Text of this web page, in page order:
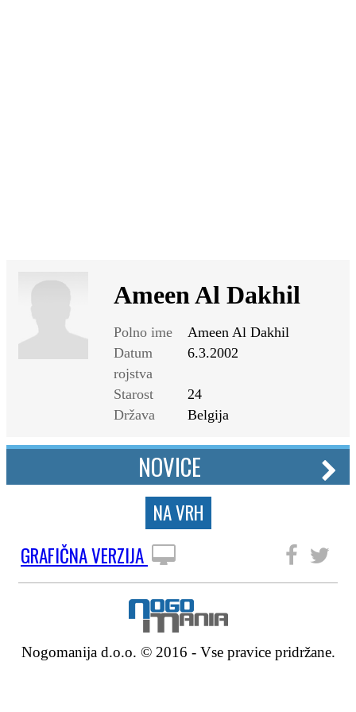
Ameen Al Dakhil
Polno ime
Ameen Al Dakhil
Datum
rojstva
6.3.2002
Starost
24
Država
Belgija
NOVICE
NA VRH
GRAFIČNA VERZIJA
Nogomanija d.o.o. © 2016 - Vse pravice pridržane.